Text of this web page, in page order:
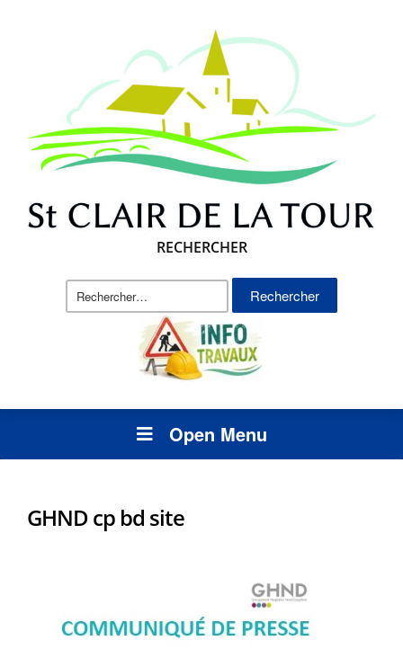
RECHERCHER
Rechercher :
Open Menu
GHND cp bd site